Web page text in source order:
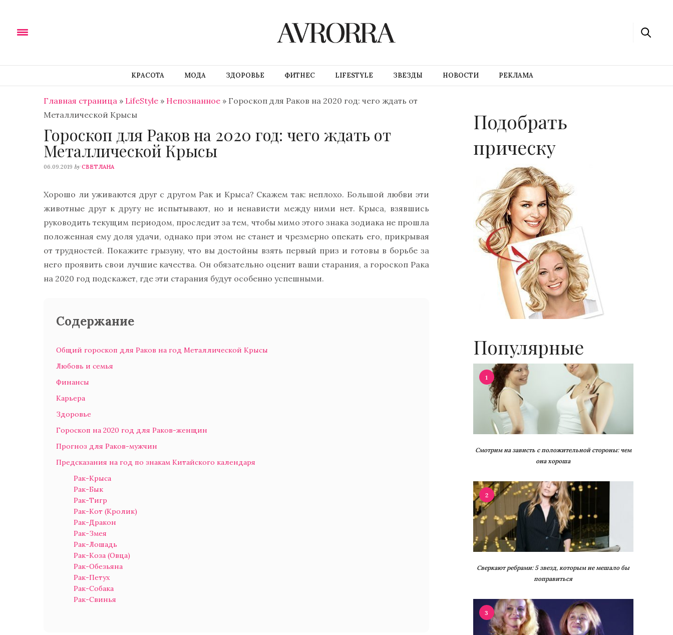
КРАСОТА МОДА ЗДОРОВЬЕ ФИТНЕС LIFESTYLE ЗВЕЗДЫ НОВОСТИ РЕКЛАМА
Главная страница » LifeStyle » Непознанное » Гороскоп для Раков на 2020 год: чего ждать от
Металлической Крысы
Гороскоп для Раков на 2020 год: чего ждать от
Металлической Крысы
06.09.2019 by СВЕТЛАНА
Хорошо ли уживаются друг с другом Рак и Крыса? Скажем так: неплохо. Большой любви эти
животные друг к другу не испытывают, но и ненависти между ними нет. Крыса, взявшись
руководить текущим периодом, проследит за тем, чтобы мимо этого знака зодиака не прошла
положенная ему доля удачи, однако при этом не станет и чрезмерно опекать его, прикрывая
от трудностей. Покажите грызуну, что вы достойны взять первый приз и готовы в борьбе за
него проявить свои лучшие качества. Он обязательно оценит ваши старания, а гороскоп Рака
на 2020 год подскажет, где эти старания будут особенно успешными.
Содержание
Общий гороскоп для Раков на год Металлической Крысы
Любовь и семья
Финансы
Карьера
Здоровье
Гороскоп на 2020 год для Раков-женщин
Прогноз для Раков-мужчин
Предсказания на год по знакам Китайского календаря
Рак-Крыса
Рак-Бык
Рак-Тигр
Рак-Кот (Кролик)
Рак-Дракон
Рак-Змея
Рак-Лошадь
Рак-Коза (Овца)
Рак-Обезьяна
Рак-Петух
Рак-Собака
Рак-Свинья
Подобрать
прическу
Популярные
1
Смотрим на зависть с положительной стороны: чем
она хороша
2
Сверкают ребрами: 5 звезд, которым не мешало бы
поправиться
3